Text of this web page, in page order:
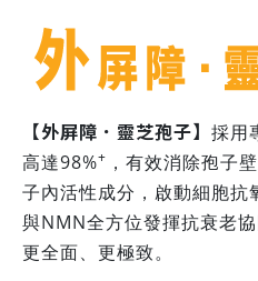
【外屏障．靈芝孢子】 採用
高達98%+ ，有效消除孢子
子內活性成分，啟動細胞抗
與NMN全方位發揮抗衰老
更全面、更極致。